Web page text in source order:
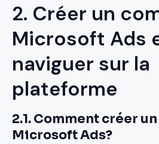
2. Créer un
Microsoft Ads
naviguer sur la
plateforme
2.1. Comment créer
Microsoft Ads?